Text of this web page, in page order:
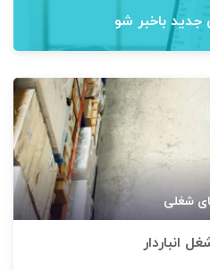
جدید باخبر شو
شغلی
انباردار